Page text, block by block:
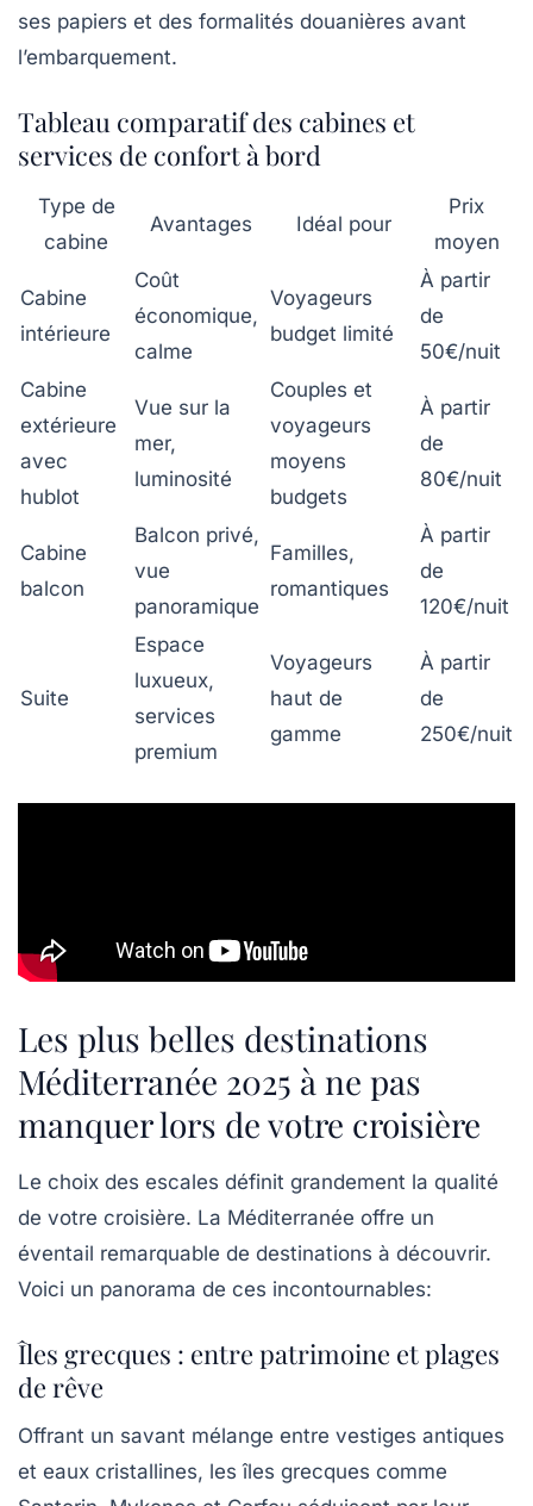
ses papiers et des formalités douanières avant
l’embarquement.
Tableau comparatif des cabines et
services de confort à bord
Type de
cabine
Avantages Idéal pour
Prix
moyen
Cabine
intérieure
Coût
économique,
calme
Voyageurs
budget limité
À partir
de
50€/nuit
Cabine
extérieure
avec
hublot
Vue sur la
mer,
luminosité
Couples et
voyageurs
moyens
budgets
À partir
de
80€/nuit
Cabine
balcon
Balcon privé,
vue
panoramique
Familles,
romantiques
À partir
de
120€/nuit
Suite
Espace
luxueux,
services
premium
Voyageurs
haut de
gamme
À partir
de
250€/nuit
Les plus belles destinations
Méditerranée 2025 à ne pas
manquer lors de votre croisière
Le choix des escales définit grandement la qualité
de votre croisière. La Méditerranée offre un
éventail remarquable de destinations à découvrir.
Voici un panorama de ces incontournables:
Îles grecques : entre patrimoine et plages
de rêve
Offrant un savant mélange entre vestiges antiques
et eaux cristallines, les îles grecques comme